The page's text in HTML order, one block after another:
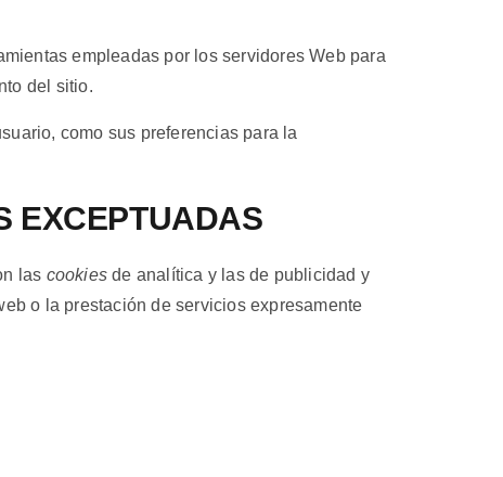
empleadas por los servidores Web para
del sitio.
como sus preferencias para la
EXCEPTUADAS
las cookiesde analítica y las de publicidad y
o la prestación de servicios expresamente